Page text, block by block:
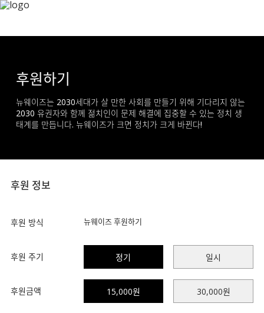
후원하기
뉴웨이즈는 2030세대가 살 만한 사회를 만들기 위해 기다리지 않는
2030 유권자와 함께 젊치인이 문제 해결에 집중할 수 있는 정치 생
태계를 만듭니다. 뉴웨이즈가 크면 정치가 크게 바뀐다!
후원 정보
후원 방식 뉴웨이즈 후원하기
후원 주기 정기 일시
후원금액 15,000원 30,000원